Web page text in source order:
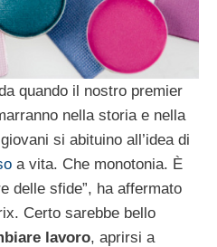
quando il nostro premier
nella storia e nella
si abituino all’idea di
a vita. Che monotonia. È
delle sfide”, ha affermato
Certo sarebbe bello
lavoro, aprirsi a